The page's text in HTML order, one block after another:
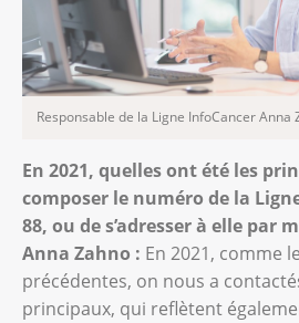
Responsable de la Ligne InfoCancer Anna
En 2021, quelles ont été les
composer le numéro de la
88, ou de s’adresser à elle par
Anna Zahno : En 2021, comme
précédentes, on nous a
principaux, qui reflètent